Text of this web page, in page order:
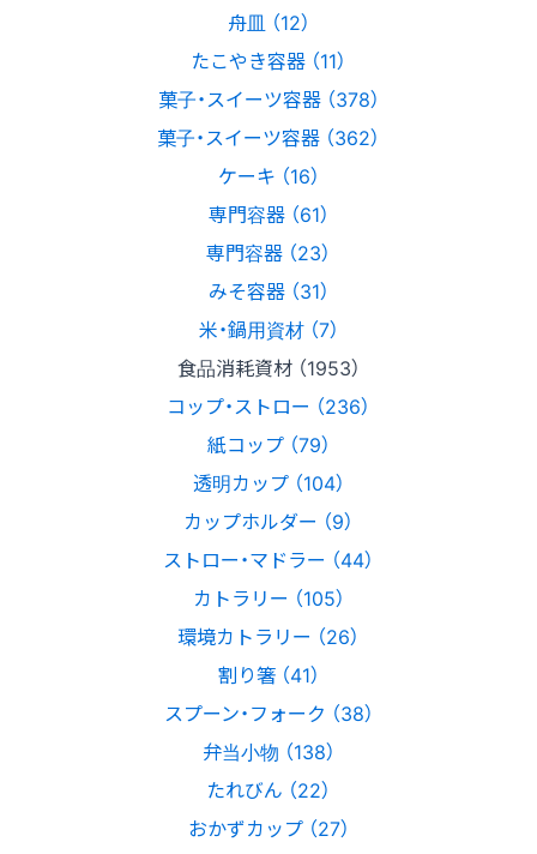
舟皿 （12）
たこやき容器 （11）
菓子・スイーツ容器 （378）
菓子・スイーツ容器 （362）
ケーキ （16）
専門容器 （61）
専門容器 （23）
みそ容器 （31）
米・鍋用資材 （7）
食品消耗資材 （1953）
コップ・ストロー （236）
紙コップ （79）
透明カップ （104）
カップホルダー （9）
ストロー・マドラー （44）
カトラリー （105）
環境カトラリー （26）
割り箸 （41）
スプーン・フォーク （38）
弁当小物 （138）
たれびん （22）
おかずカップ （27）